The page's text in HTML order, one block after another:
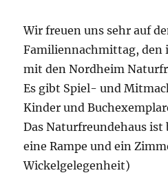
Wir freuen uns sehr auf
Familiennachmittag, den
mit den Nordheim
Es gibt Spiel- und
Kinder und
Das Naturfreundehaus
eine Rampe und ein
Wickelgelegenheit)